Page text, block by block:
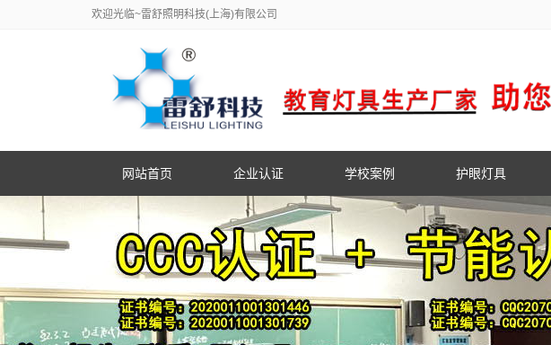
欢迎光临~雷舒照明科技(上海)有限公司
网站首页 企业认证 学校案例 护眼灯具